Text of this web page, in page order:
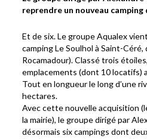
reprendre un nouveau camping
Et de six. Le groupe Aqualex
camping Le Soulhol à Saint-Céré,
Rocamadour). Classé trois
emplacements (dont 10 locatifs)
Tout en longueur le long d’une
hectares.
Avec cette nouvelle acquisition
la mairie), le groupe dirigé par
désormais six campings dont